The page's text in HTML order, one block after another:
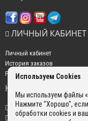
ЛИЧНЫЙ КАБИНЕТ
Личный кабинет
История заказов
Рассылка новостей
НАШИ КОНТАКТЫ
+7 (499) 350-22-51
sales@gokyo.ru
Используем Cookies
Мы используем файлы
Нажмите "Хорошо",
обработки cookies и